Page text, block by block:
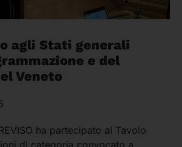
agli Stati generali
e del
Veneto
ha partecipato al Tavolo
di categoria convocato a